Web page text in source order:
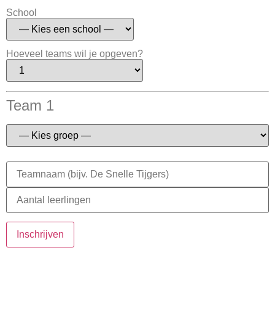
School
Hoeveel teams wil je opgeven?
Team 1